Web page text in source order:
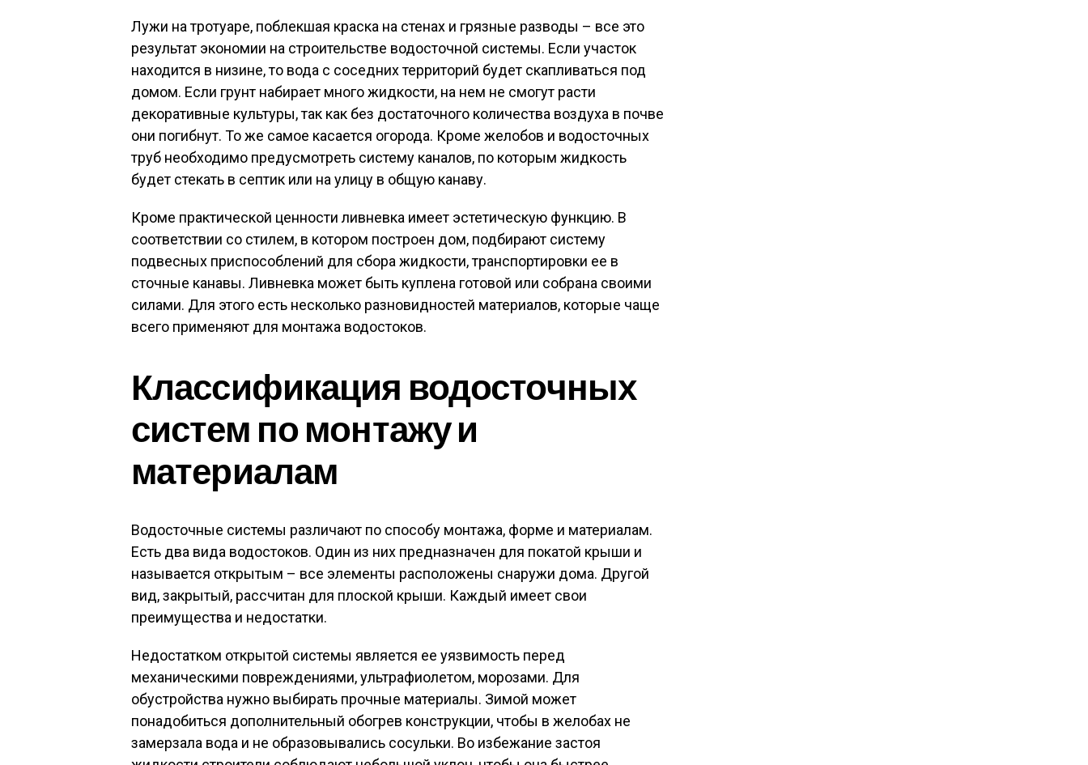
Лужи на тротуаре, поблекшая краска на стенах и грязные разводы – все это
результат экономии на строительстве водосточной системы. Если участок
находится в низине, то вода с соседних территорий будет скапливаться под
домом. Если грунт набирает много жидкости, на нем не смогут расти
декоративные культуры, так как без достаточного количества воздуха в почве
они погибнут. То же самое касается огорода. Кроме желобов и водосточных
труб необходимо предусмотреть систему каналов, по которым жидкость
будет стекать в септик или на улицу в общую канаву.
Кроме практической ценности ливневка имеет эстетическую функцию. В
соответствии со стилем, в котором построен дом, подбирают систему
подвесных приспособлений для сбора жидкости, транспортировки ее в
сточные канавы. Ливневка может быть куплена готовой или собрана своими
силами. Для этого есть несколько разновидностей материалов, которые чаще
всего применяют для монтажа водостоков.
Классификация водосточных
систем по монтажу и
материалам
Водосточные системы различают по способу монтажа, форме и материалам.
Есть два вида водостоков. Один из них предназначен для покатой крыши и
называется открытым – все элементы расположены снаружи дома. Другой
вид, закрытый, рассчитан для плоской крыши. Каждый имеет свои
преимущества и недостатки.
Недостатком открытой системы является ее уязвимость перед
механическими повреждениями, ультрафиолетом, морозами. Для
обустройства нужно выбирать прочные материалы. Зимой может
понадобиться дополнительный обогрев конструкции, чтобы в желобах не
замерзала вода и не образовывались сосульки. Во избежание застоя